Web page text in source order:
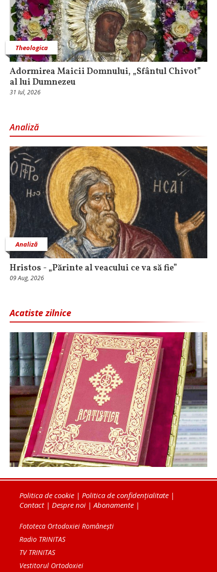
Theologica
Adormirea Maicii Domnului, „Sfântul Chivot”
al lui Dumnezeu
31 Iul, 2026
Analiză
Analiză
Hristos - „Părinte al veacului ce va să fie”
09 Aug, 2026
Acatiste zilnice
Politica de cookie | Politica de confidențialitate |
Contact| Despre noi | Abonamente |
Fototeca Ortodoxiei Românești
Radio TRINITAS
TV TRINITAS
Vestitorul Ortodoxiei